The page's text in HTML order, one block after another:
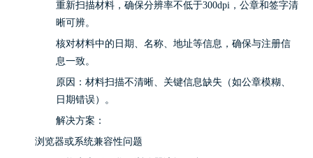
重新扫描材料，确保分辨率不低于300dpi，公章和签字清
晰可辨。
核对材料中的日期、名称、地址等信息，确保与注册信
息一致。
原因：材料扫描不清晰、关键信息缺失（如公章模糊、
日期错误）。
解决方案：
浏览器或系统兼容性问题